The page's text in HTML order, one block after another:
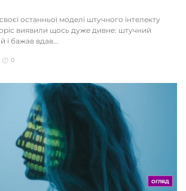
останньої моделі штучного інтелекту
виявили щось дуже дивне: штучний
і бажав вдав...
0
ОГЛЯД